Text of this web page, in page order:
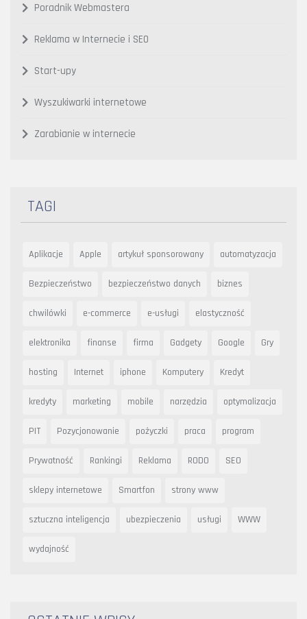
Poradnik Webmastera
Reklama w Internecie i SEO
Start-upy
Wyszukiwarki internetowe
Zarabianie w internecie
TAGI
Aplikacje Apple artykuł sponsorowany automatyzacja
Bezpieczeństwo bezpieczeństwo danych biznes
chwilówki e-commerce e-usługi elastyczność
elektronika finanse firma Gadgety Google Gry
hosting Internet iphone Komputery Kredyt
kredyty marketing mobile narzędzia optymalizacja
PIT Pozycjonowanie pożyczki praca program
Prywatność Rankingi Reklama RODO SEO
sklepy internetowe Smartfon strony www
sztuczna inteligencja ubezpieczenia usługi WWW
wydajność